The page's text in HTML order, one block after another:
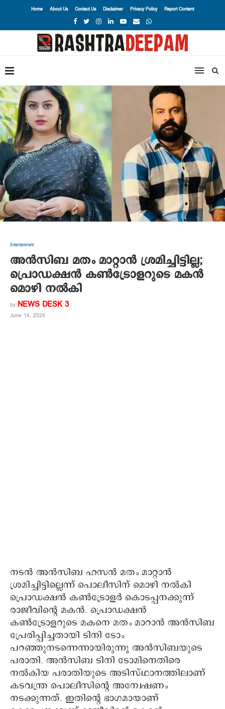
Home About Us Contact Us Disclaimer Privacy Policy Report Content
Entertainment
അന്‍സിബ മതം മാറ്റാന്‍ ശ്രമിച്ചിട്ടില്ല;
പ്രൊഡക്ഷന്‍ കണ്‍ട്രോളറുടെ മകന്‍
മൊഴി നല്‍കി
by NEWS DESK 3
June 14, 2026
നടന്‍ അന്‍സിബ ഹസന്‍ മതം മാറ്റാന്‍
ശ്രമിച്ചിട്ടില്ലെന്ന് പൊലീസിന് മൊഴി നല്‍കി
പ്രൊഡക്ഷന്‍ കണ്‍ട്രോളര്‍ കൊടപ്പനക്കുന്ന്
രാജീവിന്റെ മകന്‍. പ്രൊഡക്ഷന്‍
കണ്‍ട്രോളറുടെ മകനെ മതം മാറാന്‍ അന്‍സിബ
പ്രേരിപ്പിച്ചതായി ടിനി ടോം
പറഞ്ഞുനടന്നെന്നായിരുന്നു അന്‍സിബയുടെ
പരാതി. അന്‍സിബ ടിനി ടോമിനെതിരെ
നല്‍കിയ പരാതിയുടെ അടിസ്ഥാനത്തിലാണ്
കടവന്ത്ര പൊലീസിന്റെ അന്വേഷണം
നടക്കുന്നത്. ഇതിന്റെ ഭാഗമായാണ്